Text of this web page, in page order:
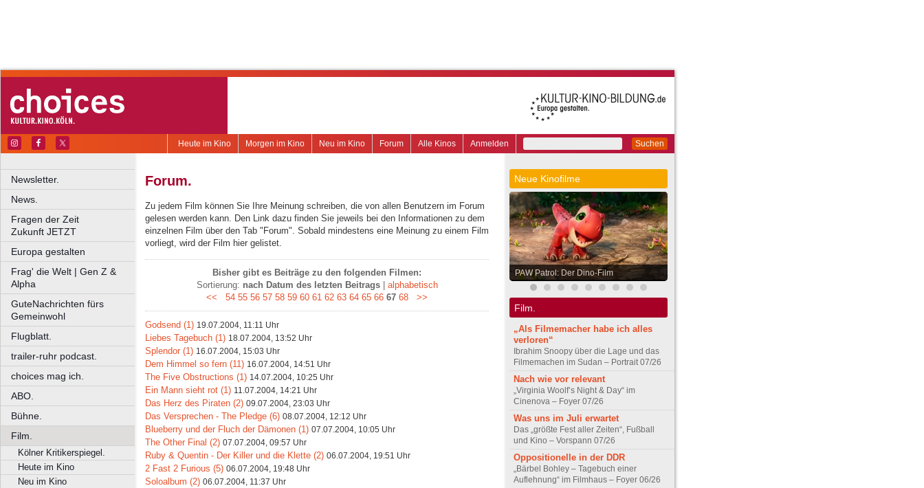
Suchen
Anmelden
Alle Kinos
Forum
Neu im Kino
Morgen im Kino
Heute im Kino
Newsletter.
News.
Fragen der Zeit
Zukunft JETZT
Europa gestalten
Frag' die Welt | Gen Z &
Alpha
GuteNachrichten fürs
Gemeinwohl
Flugblatt.
trailer-ruhr podcast.
choices mag ich.
ABO.
Bühne.
Film.
Kölner Kritikerspiegel.
Heute im Kino
Neu im Kino
Forum.
Zu jedem Film können Sie Ihre Meinung schreiben, die von allen Benutzern im Forum
gelesen werden kann. Den Link dazu finden Sie jeweils bei den Informationen zu dem
einzelnen Film über den Tab "Forum". Sobald mindestens eine Meinung zu einem Film
vorliegt, wird der Film hier gelistet.
Bisher gibt es Beiträge zu den folgenden Filmen:
Sortierung: nach Datum des letzten Beitrags| alphabetisch
<<
54 55 56 57 58 59 60 61 62 63 64 65 66 67 68 >>
Godsend (1) 19.07.2004, 11:11 Uhr
Liebes Tagebuch (1) 18.07.2004, 13:52 Uhr
Splendor (1) 16.07.2004, 15:03 Uhr
Dem Himmel so fern (11) 16.07.2004, 14:51 Uhr
The Five Obstructions (1) 14.07.2004, 10:25 Uhr
Ein Mann sieht rot (1) 11.07.2004, 14:21 Uhr
Das Herz des Piraten (2) 09.07.2004, 23:03 Uhr
Das Versprechen - The Pledge (6) 08.07.2004, 12:12 Uhr
Blueberry und der Fluch der Dämonen (1) 07.07.2004, 10:05 Uhr
The Other Final (2) 07.07.2004, 09:57 Uhr
Ruby & Quentin - Der Killer und die Klette (2) 06.07.2004, 19:51 Uhr
2 Fast 2 Furious (5) 06.07.2004, 19:48 Uhr
Soloalbum (2) 06.07.2004, 11:37 Uhr
Neue Kinofilme
PAW Patrol: Der Dino-Film
Film.
„Als Filmemacher habe ich alles
verloren“
Ibrahim Snoopy über die Lage und das
Filmemachen im Sudan – Portrait 07/26
Nach wie vor relevant
„Virginia Woolf’s Night & Day“ im
Cinenova – Foyer 07/26
Was uns im Juli erwartet
Das „größte Fest aller Zeiten“, Fußball
und Kino – Vorspann 07/26
Oppositionelle in der DDR
„Bärbel Bohley – Tagebuch einer
Auflehnung“ im Filmhaus – Foyer 06/26